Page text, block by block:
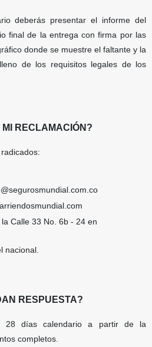
deberás presentar el informe del
final de la entrega con firma por las
donde se muestre el faltante y la
de los requisitos legales de los
RECLAMACIÓN?
Calle 33 No. 6b - 24 en
nacional.
RESPUESTA?
28 días calendario a partir de la
completos.